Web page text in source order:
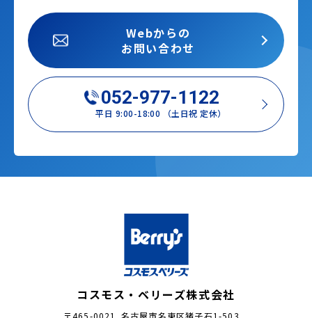
052-977-1122
平日 9:00-18:00 （土日祝 定休）
Webからの
お問い合わせ
コスモス・ベリーズ株式会社
〒465-0021 名古屋市名東区猪子石1-503